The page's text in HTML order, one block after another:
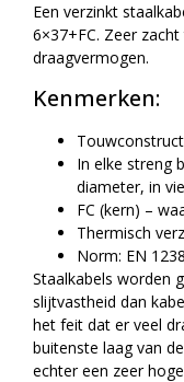
Een verzinkt
6×37+FC. Zeer
draagvermogen.
Kenmerken:
In elke streng
diameter, in
FC (kern) –
Thermisch
Norm: EN
Staalkabels worden
slijtvastheid dan
het feit dat er veel
buitenste laag van
echter een zeer